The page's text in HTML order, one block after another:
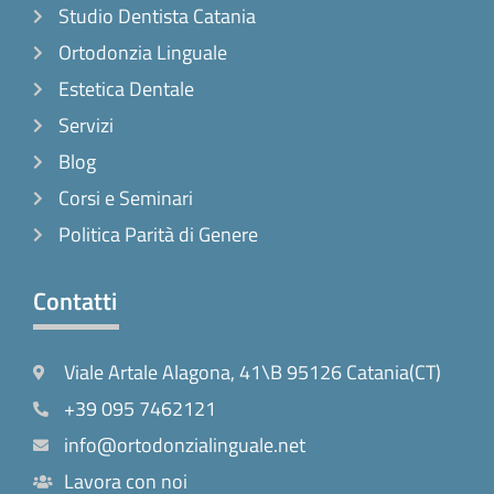
Studio Dentista Catania
Ortodonzia Linguale
Estetica Dentale
Servizi
Blog
Corsi e Seminari
Politica Parità di Genere
Contatti
Viale Artale Alagona, 41\B 95126 Catania(CT)
+39 095 7462121
info@ortodonzialinguale.net
Lavora con noi